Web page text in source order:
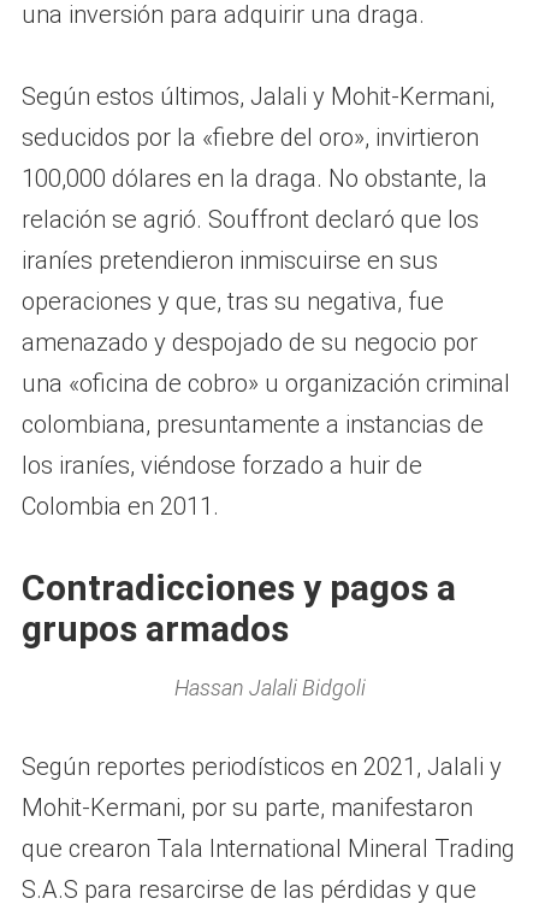
una inversión para adquirir una draga.
Según estos últimos, Jalali y Mohit-Kermani,
seducidos por la «fiebre del oro», invirtieron
100,000 dólares en la draga. No obstante, la
relación se agrió. Souffront declaró que los
iraníes pretendieron inmiscuirse en sus
operaciones y que, tras su negativa, fue
amenazado y despojado de su negocio por
una «oficina de cobro» u organización criminal
colombiana, presuntamente a instancias de
los iraníes, viéndose forzado a huir de
Colombia en 2011.
Contradicciones y pagos a
grupos armados
Hassan Jalali Bidgoli
Según reportes periodísticos en 2021, Jalali y
Mohit-Kermani, por su parte, manifestaron
que crearon Tala International Mineral Trading
S.A.S para resarcirse de las pérdidas y que